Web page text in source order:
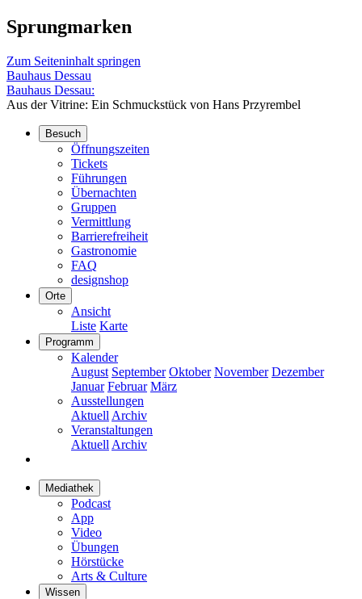
Sprungmarken
Zum Seiteninhalt springen
Bauhaus Dessau
Bauhaus Dessau:
Aus der Vitrine: Ein Schmuckstück von Hans Przyrembel
Besuch
Öffnungszeiten
Tickets
Führungen
Übernachten
Gruppen
Vermittlung
Barrierefreiheit
Gastronomie
FAQ
designshop
Orte
Ansicht
Liste Karte
Programm
Kalender
August September Oktober November Dezember
Januar Februar März
Ausstellungen
Aktuell Archiv
Veranstaltungen
Aktuell Archiv
Mediathek
Podcast
App
Video
Übungen
Hörstücke
Arts & Culture
Wissen